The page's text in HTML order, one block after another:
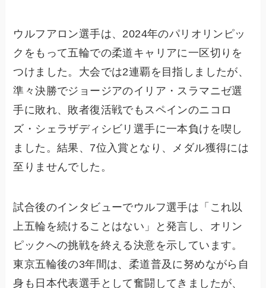
ウルフアロン選手は、2024年のパリオリンピッ
クをもって五輪での柔道キャリアに一区切りを
つけました。大会では2連覇を目指しましたが、
準々決勝でジョージアのイリア・スラマニゼ選
手に敗れ、敗者復活戦でもスペインのニコロ
ズ・シェラザディシビリ選手に一本負けを喫し
ました。結果、7位入賞となり、メダル獲得には
至りませんでした。
試合後のインタビューでウルフ選手は「これ以
上五輪を続けることはない」と発言し、オリン
ピックへの挑戦を終える決意を示しています。
東京五輪後の3年間は、柔道普及に努めながら自
身も日本代表選手として奮闘してきましたが、